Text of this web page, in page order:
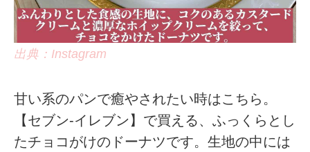
出典：Instagram
甘い系のパンで癒やされたい時はこちら。
【セブン-イレブン】で買える、ふっくらとし
たチョコがけのドーナツです。生地の中には